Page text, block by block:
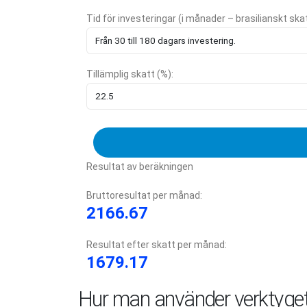
Tid för investeringar (i månader – brasilianskt
Tillämplig skatt (%):
Resultat av beräkningen
Bruttoresultat per månad:
2166.67
Resultat efter skatt per månad:
1679.17
Hur man använder